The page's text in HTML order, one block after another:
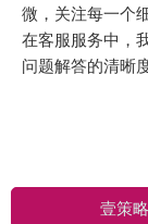
微，关注每一个
在客服服务中，
问题解答的清晰
壹策略